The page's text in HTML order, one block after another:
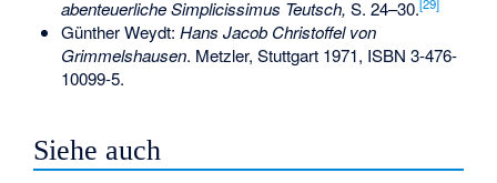
abenteuerliche Simplicissimus Teutsch, S. 24–30.
Günther Weydt: Hans Jacob Christoffel von
Grimmelshausen. Metzler, Stuttgart 1971, ISBN 3-476-
10099-5.
Siehe auch